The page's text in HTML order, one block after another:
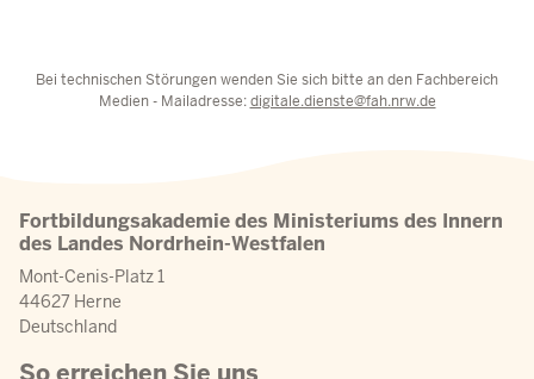
Bei technischen Störungen wenden Sie sich bitte an den Fachbereich
Medien - Mailadresse:digitale.dienste@fah.nrw.de
Fortbildungsakademie des Ministeriums des Innern
des Landes Nordrhein-Westfalen
Mont-Cenis-Platz 1
44627 Herne
Deutschland
So erreichen Sie uns